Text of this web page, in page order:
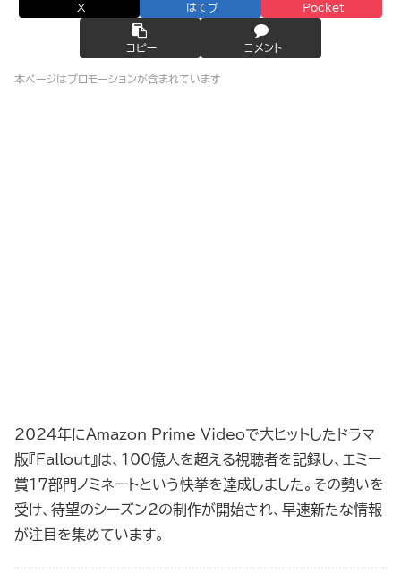
X はてブ Pocket
コピー コメント
本ページはプロモーションが含まれています
2024年にAmazon Prime Videoで大ヒットしたドラマ
版『Fallout』は、100億人を超える視聴者を記録し、エミー
賞17部門ノミネートという快挙を達成しました。その勢いを
受け、待望のシーズン2の制作が開始され、早速新たな情報
が注目を集めています。